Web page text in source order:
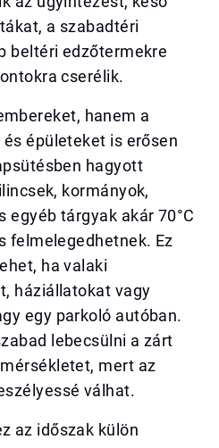
a szabadtéri
beltéri edzőtermekre
cserélik.
hanem a
épületeket is erősen
hagyott
kormányok,
egyéb tárgyak akár 70°C
felmelegedhetnek. Ez
ha valaki
háziállatokat vagy
egy parkoló autóban.
lebecsülni a zárt
mert az
válhat.
az időszak külön